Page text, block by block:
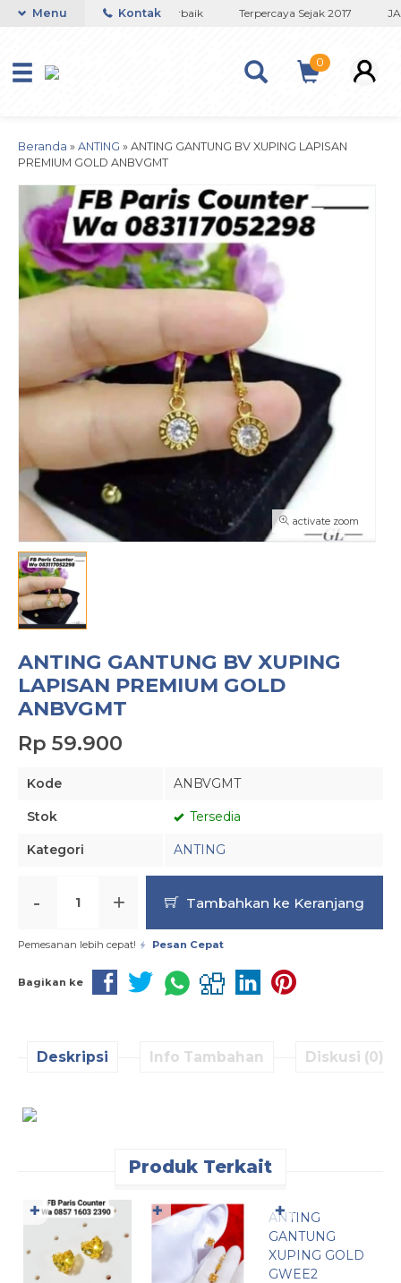
Toko Titanium Lapisan Emas Terbaik Terpercaya Sejak 2017
Menu Kontak
0
Beranda » ANTING » ANTING GANTUNG BV XUPING LAPISAN
PREMIUM GOLD ANBVGMT
activate zoom
ANTING GANTUNG BV XUPING
LAPISAN PREMIUM GOLD
ANBVGMT
Rp 59.900
Kode ANBVGMT
Stok Tersedia
Kategori ANTING
- + Tambahkan ke Keranjang
Pemesanan lebih cepat! Pesan Cepat
Bagikan ke
Deskripsi Info Tambahan Diskusi (0)
Produk Terkait
✚ ✚
ANTING
GANTUNG
XUPING GOLD
GWEE2
✚